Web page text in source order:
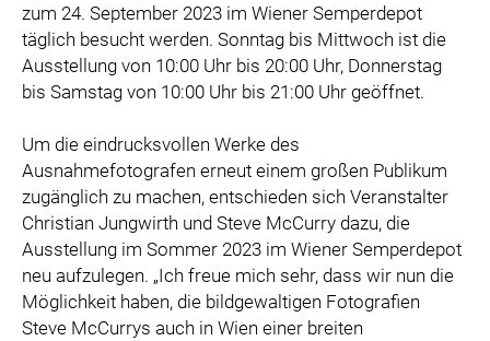
zum 24. September 2023 im Wiener Semperdepot
täglich besucht werden. Sonntag bis Mittwoch ist die
Ausstellung von 10:00 Uhr bis 20:00 Uhr, Donnerstag
bis Samstag von 10:00 Uhr bis 21:00 Uhr geöffnet.
Um die eindrucksvollen Werke des
Ausnahmefotografen erneut einem großen Publikum
zugänglich zu machen, entschieden sich Veranstalter
Christian Jungwirth und Steve McCurry dazu, die
Ausstellung im Sommer 2023 im Wiener Semperdepot
neu aufzulegen. „Ich freue mich sehr, dass wir nun die
Möglichkeit haben, die bildgewaltigen Fotografien
Steve McCurrys auch in Wien einer breiten